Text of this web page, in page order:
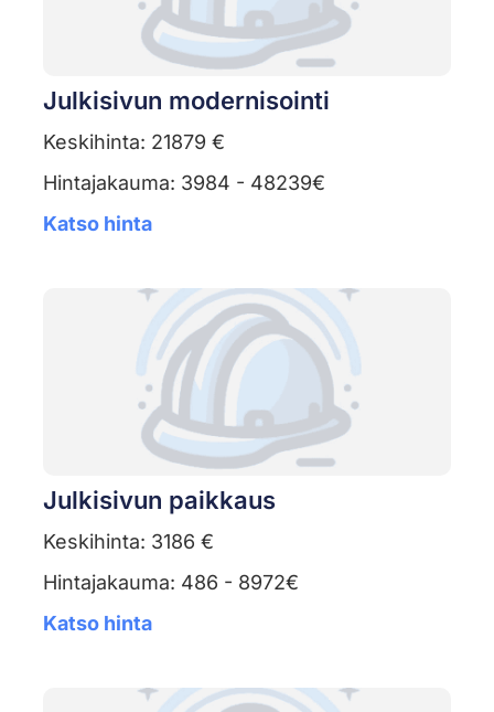
Julkisivun modernisointi
Keskihinta: 21879 €
Hintajakauma: 3984 - 48239€
Katso hinta
Julkisivun paikkaus
Keskihinta: 3186 €
Hintajakauma: 486 - 8972€
Katso hinta